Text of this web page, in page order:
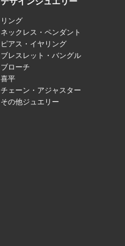
リング
ネックレス・ペンダント
ピアス・イヤリング
ブレスレット・バングル
ブローチ
喜平
チェーン・アジャスター
その他ジュエリー